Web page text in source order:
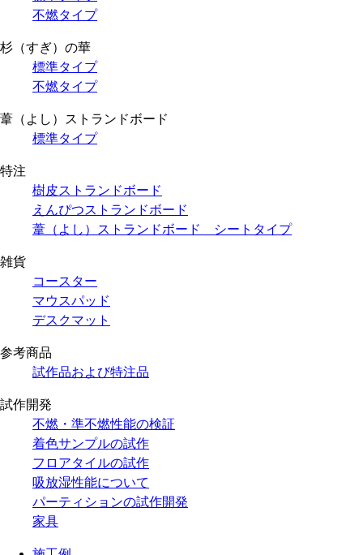
不燃タイプ
杉（すぎ）の華
標準タイプ
不燃タイプ
葦（よし）ストランドボード
標準タイプ
特注
樹皮ストランドボード
えんぴつストランドボード
葦（よし）ストランドボード シートタイプ
雑貨
コースター
マウスパッド
デスクマット
参考商品
試作品および特注品
試作開発
不燃・準不燃性能の検証
着色サンプルの試作
フロアタイルの試作
吸放湿性能について
パーティションの試作開発
家具